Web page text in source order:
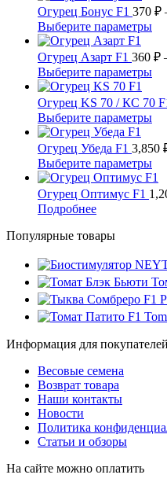
Огурец Бонус F1 370 ₽
Выберите параметры
Огурец Азарт F1 360 ₽
Выберите параметры
на
Огурец KS 70 / КС 70
Выберите параметры
Огурец Убеда F1 3,850
Выберите параметры
на
Огурец Оптимус F1
ПодробнееЭтот
имеет
вариаций.
Опции
можно
выбрать
на
товара.
Популярные товары
Информация для покупателей
Весовые семена
Возврат товара
Наши контакты
Новости
Политика
Статьи и обзоры
На сайте можно оплатить